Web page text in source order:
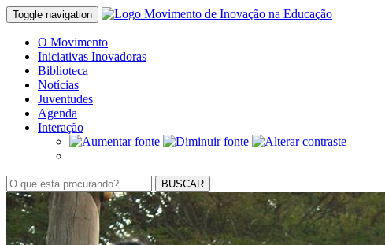
Toggle navigation
O Movimento
Iniciativas Inovadoras
Biblioteca
Notícias
Juventudes
Agenda
Interação
BUSCAR